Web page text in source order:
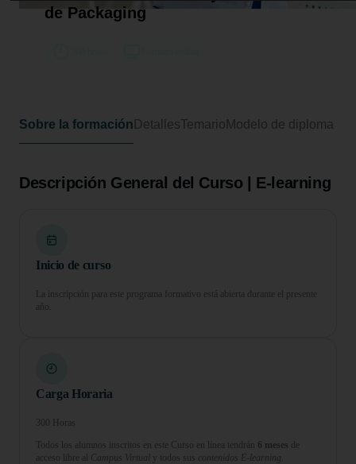
de Packaging
Sobre la formación DetallesTemario Modelo de diploma
Descripción General del Curso | E-learning
Inicio de curso
La inscripción para este programa formativo está abierta durante el presente
año.
Carga Horaria
300 Horas
Todos los alumnos inscritos en este Curso en línea tendrán 6 meses de
acceso libre al Campus Virtual y todos sus contenidos E-learning.